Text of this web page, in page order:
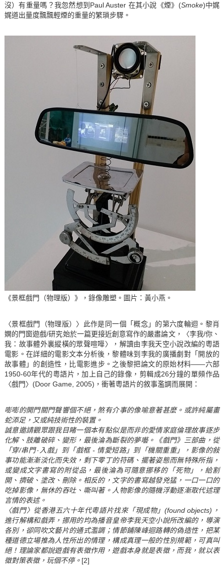
沒）有重量嗎？我忽然想到Paul Auster 在其小說《煙》(Smoke)中娓
娓道出量度飄飄輕煙的重量的繁瑣步驟。
《景框戲門（物理版）》，錄像雕塑。圖片：黃小燕。
〈景框戲門（物理版）〉此作是同一個「概念」的第六度輪迴。黎肖
嫻的門窗遊戲/研究始於一篇更接近創意寫作的嚴肅論文，〈李我/你、
我：故事體外裏縱橫的眾聲喧嘩〉，解讀由李我天空小說改編的粵語
電影。在詳細的電影文本分析後，黎體味到李我的廣播劇對「開放的
故事體」的創造性，比電影進步。之後黎把論文的原始材料——六部
1950-60年代的粵語片，加上自己的錄像，剪輯成26分鐘的單頻作品
〈戲門〉(Door Game, 2005)，衝著粵語片的敘事濫調而展開：
嘭嘭的開門關門聲響個不絕，煞有介事的像喻意著甚麼。或許純屬畫
蛇添足，又或純技術性的裝置。
誠意邀請觀眾跟我目睹一個本有點似是而非的愛情家庭倫理故事逐步
化解、肢離破碎、變形，最後淪為斷裂的夢囈。《戲門》三部曲，從
「穿/串門٠入戲」到「戲框 - 情愛短路」到「機關重重」，影像的敍
事功能漸漸淡化而失效，剩下零丁的符碼、擺著姿態而無特殊所指，
或變成文字書寫的附從品，最後淪為可隨意挪移的「死物」，給割
開、擠破、塗改、刪除。相反的，文字的書寫越發兇猛，一口一口的
吃掉影像，無休的吞吐、嘶叫著。人物影像的隨機浮動逐漸取代述理
言情的表述。
〈戲門〉從香港五六十年代粵語片找來「現成物」(found objects)，
進行解構和戲弄，挪用的均為播音皇帝李我天空小說所改編的，導演
各別，卻同吹文藝片的通式濫調；情節鋪陳峰迴路轉的偽造性，把某
種道德立場推為人性所出的情理，構成真理一般的性別規範，可真叫
絕！理論家都說遊戲有表徵作用，遊戲本身就是表徵，而我，就以表
徵對策表徵，玩個不停。 [2]